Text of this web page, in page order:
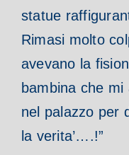
statue
Rimasi molto
avevano la
bambina che
nel palazzo per
la verita’….!”